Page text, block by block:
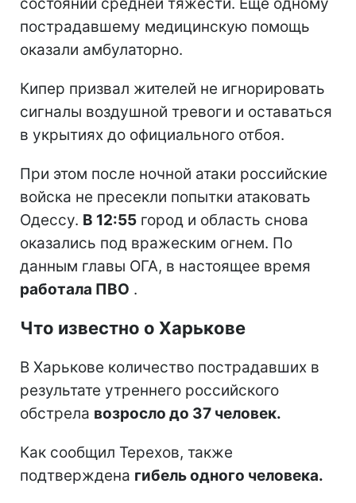
пострадавшему медицинскую помощь
оказали амбулаторно.
Кипер призвал жителей не игнорировать
сигналы воздушной тревоги и оставаться
в укрытиях до официального отбоя.
При этом после ночной атаки российские
войска не пресекли попытки атаковать
Одессу. В 12:55 город и область снова
оказались под вражеским огнем. По
данным главы ОГА, в настоящее время
работала ПВО .
Что известно о Харькове
В Харькове количество пострадавших в
результате утреннего российского
обстрела возросло до 37 человек.
Как сообщил Терехов, также
подтверждена гибель одного человека.